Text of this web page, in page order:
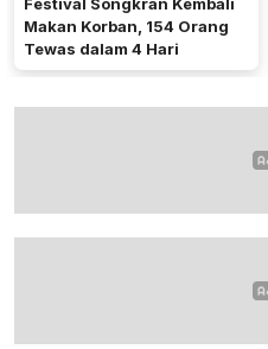
Makan Korban, 154 Orang
Tewas dalam 4 Hari